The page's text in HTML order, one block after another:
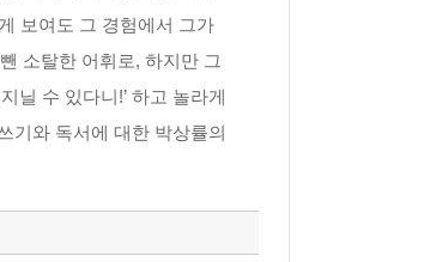
보여도 그 경험에서 그가
소탈한 어휘로, 하지만 그
닐 수 있다니!’ 하고 놀라게
기와 독서에 대한 박상률의